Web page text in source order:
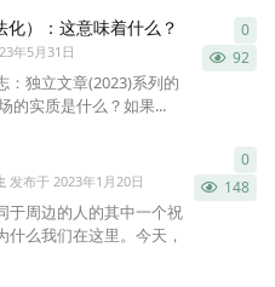
）：这意味着什么？
年5月31日 92
：独立文章(2023)系列的
的实质是什么？如果...
0
发布于 2023年1月20日 148
于周边的人的其中一个祝
么我们在这里。今天，
0